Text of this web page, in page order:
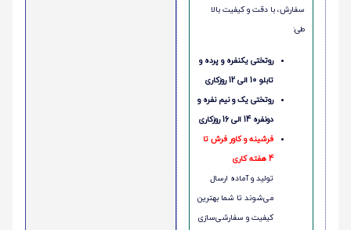
سفارش، با دقت و کیفیت بالا
طی:
روتختی یکنفره و پرده و
تابلو 10 الی 12 روزکاری
روتختی یک و نیم نفره و
دونفره 14 الی 16 روزکاری
فرشینه و کاور فرش تا
4 هفته کاری
تولید و آماده ارسال
می‌شوند تا شما بهترین
کیفیت و سفارشی‌سازی